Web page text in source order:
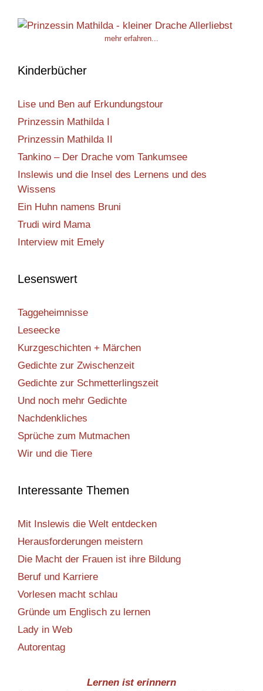
mehr erfahren...
Kinderbücher
Lise und Ben auf Erkundungstour
Prinzessin Mathilda I
Prinzessin Mathilda II
Tankino – Der Drache vom Tankumsee
Inslewis und die Insel des Lernens und des
Wissens
Ein Huhn namens Bruni
Trudi wird Mama
Interview mit Emely
Lesenswert
Taggeheimnisse
Leseecke
Kurzgeschichten + Märchen
Gedichte zur Zwischenzeit
Gedichte zur Schmetterlingszeit
Und noch mehr Gedichte
Nachdenkliches
Sprüche zum Mutmachen
Wir und die Tiere
Interessante Themen
Mit Inslewis die Welt entdecken
Herausforderungen meistern
Die Macht der Frauen ist ihre Bildung
Beruf und Karriere
Vorlesen macht schlau
Gründe um Englisch zu lernen
Lady in Web
Autorentag
Lernen ist erinnern